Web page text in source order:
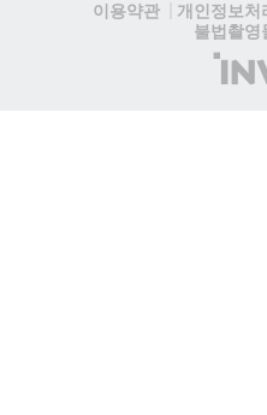
이용약관
개인정보처
불법촬영